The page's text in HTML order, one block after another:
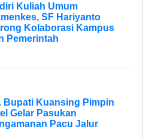
Kuliah Umum
SF Hariyanto
Kolaborasi Kampus
Pemerintah
Bupati Kuansing Pimpin
Gelar Pasukan
Pacu Jalur